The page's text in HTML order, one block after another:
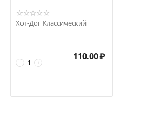
Хот-Дог Классический
+
−
110.00₽